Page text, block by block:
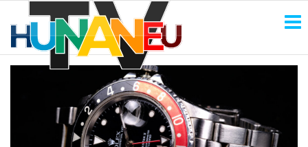
Inhalt
springen